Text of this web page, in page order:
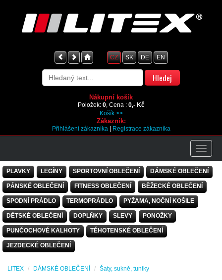
CZ SK DE EN
Nákupní košík
Položek: 0, Cena : 0,- Kč
Košík >>
Zákazník:
Přihlášení zákazníka| Registrace zákazníka
PLAVKY LEGÍNY SPORTOVNÍ OBLEČENÍ DÁMSKÉ OBLEČENÍ
PÁNSKÉ OBLEČENÍ FITNESS OBLEČENÍ BĚŽECKÉ OBLEČENÍ
SPODNÍ PRÁDLO TERMOPRÁDLO PYŽAMA, NOČNÍ KOŠILE
DĚTSKÉ OBLEČENÍ DOPLŇKY SLEVY PONOŽKY
PUNČOCHOVÉ KALHOTY TĚHOTENSKÉ OBLEČENÍ
JEZDECKÉ OBLEČENÍ
LITEX DÁMSKÉ OBLEČENÍ Šaty, sukně, tuniky